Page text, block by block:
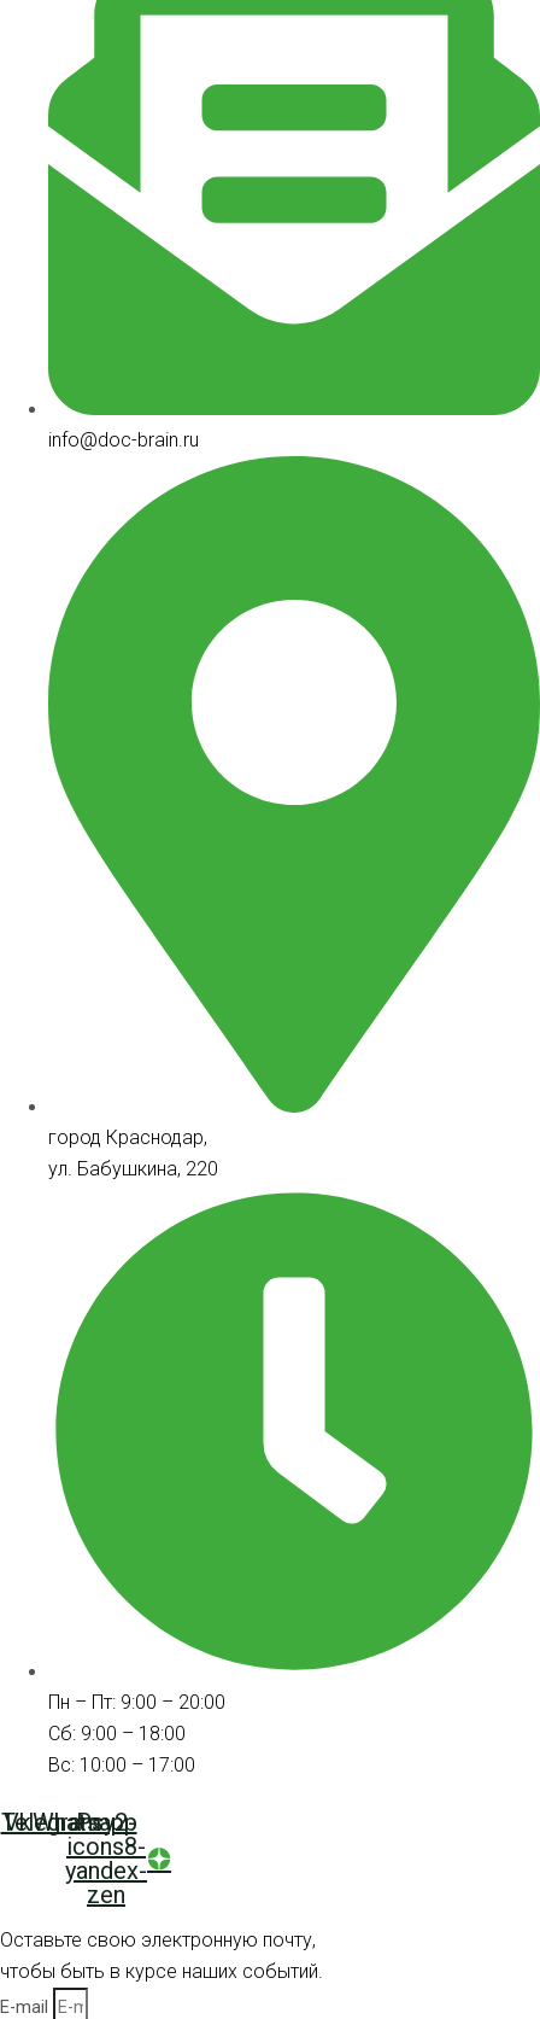
info@doc-brain.ru
город Краснодар,
ул. Бабушкина, 220
Пн – Пт: 9:00 – 20:00
Сб: 9:00 – 18:00
Вс: 10:00 – 17:00
Vk
Telegram
Whatsapp
Psy2-
icons8-
yandex-
zen
Оставьте свою электронную почту,
чтобы быть в курсе наших событий.
E-mail